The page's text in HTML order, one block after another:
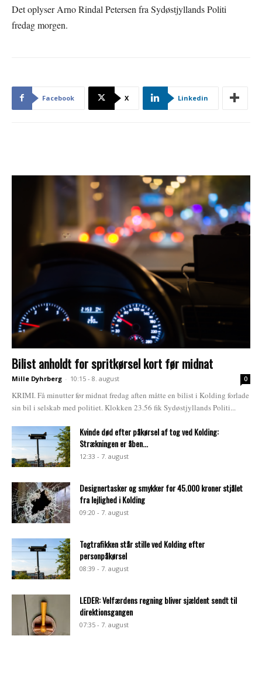
Det oplyser Arno Rindal Petersen fra Sydøstjyllands Politi
fredag morgen.
Facebook X Linkedin
Bilist anholdt for spritkørsel kort før midnat
Mille Dyhrberg - 10:15 - 8. august 0
KRIMI. Få minutter før midnat fredag aften måtte en bilist i Kolding forlade
sin bil i selskab med politiet. Klokken 23.56 fik Sydøstjyllands Politi...
Kvinde død efter påkørsel af tog ved Kolding:
Strækningen er åben...
12:33 - 7. august
Designertasker og smykker for 45.000 kroner stjålet
fra lejlighed i Kolding
09:20 - 7. august
Togtrafikken står stille ved Kolding efter
personpåkørsel
08:39 - 7. august
LEDER: Velfærdens regning bliver sjældent sendt til
direktionsgangen
07:35 - 7. august